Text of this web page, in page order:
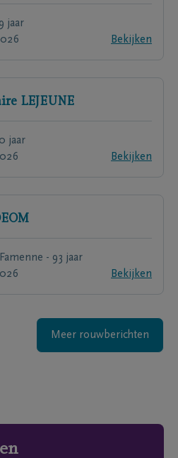
jaar
Bekijken
LEJEUNE
jaar
Bekijken
- 93 jaar
Bekijken
Meer rouwberichten